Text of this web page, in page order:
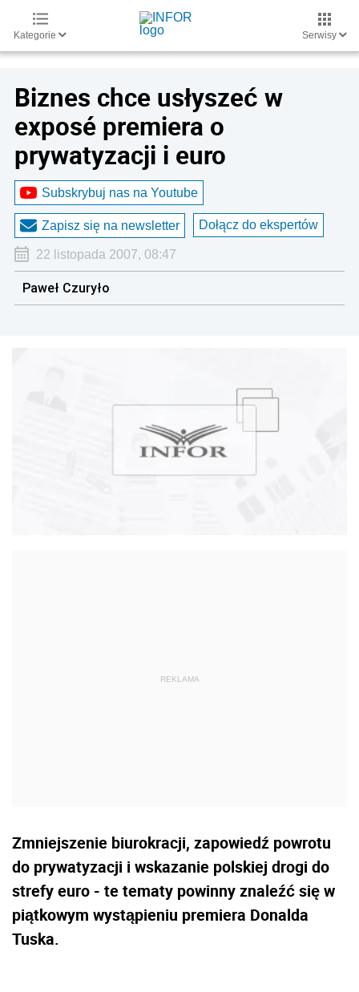
Kategorie Serwisy
Biznes chce usłyszeć w
exposé premiera o
prywatyzacji i euro
Subskrybuj nas na Youtube
Zapisz się na newsletter Dołącz do ekspertów
22 listopada 2007, 08:47
Paweł Czuryło
Zmniejszenie biurokracji, zapowiedź powrotu
do prywatyzacji i wskazanie polskiej drogi do
strefy euro - te tematy powinny znaleźć się w
piątkowym wystąpieniu premiera Donalda
Tuska.